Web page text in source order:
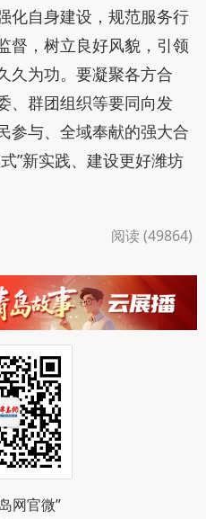
化自身建设，规范服务行
督，树立良好风貌，引领
久为功。要凝聚各方合
、群团组织等要同向发
参与、全域奉献的强大合
”新实践、建设更好潍坊
阅读 (49864)
网官微”